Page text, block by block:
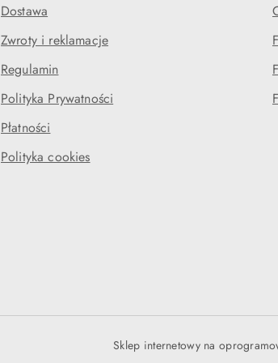
Dostawa
Zwroty i reklamacje
Regulamin
Polityka Prywatności
Płatności
Polityka cookies
Sklep internetowy na